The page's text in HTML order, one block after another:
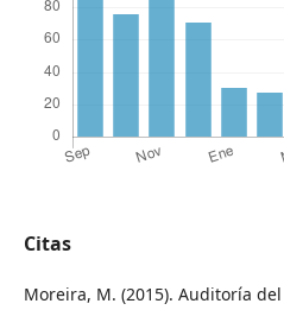
Citas
Moreira, M. (2015). Auditoría